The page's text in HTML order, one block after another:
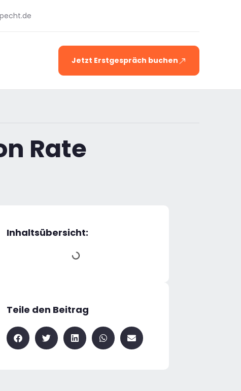
Jetzt Erstgespräch buchen
Rate
Inhaltsübersicht:
Teile den Beitrag